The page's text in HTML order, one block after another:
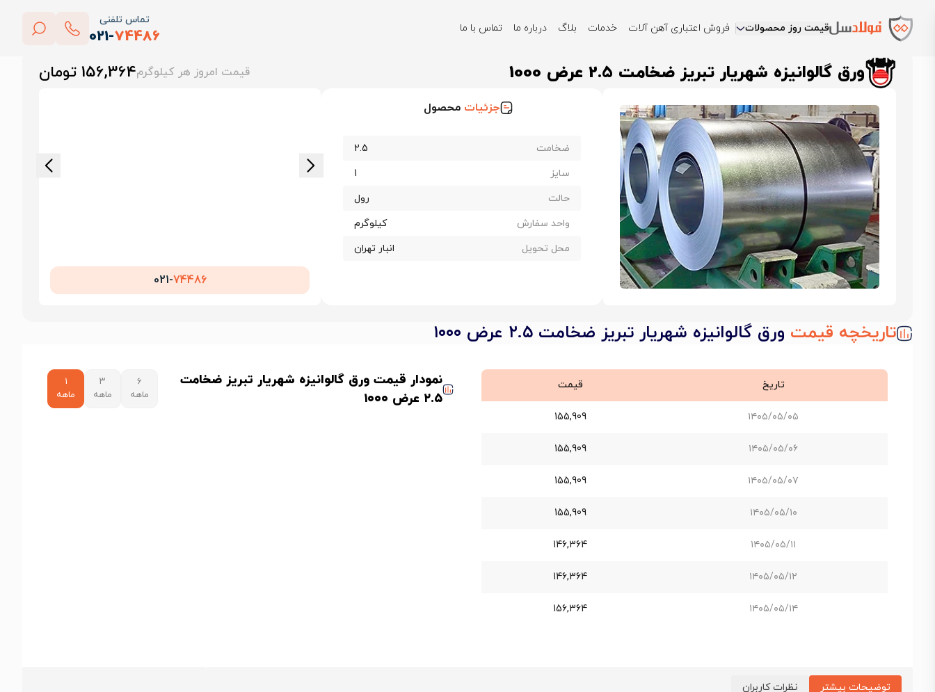
قیمت روز محصولات فروش اعتباری آهن آلات خدمات بلاگ درباره ما تماس با ما
تماس تلفنی
021-74486 فولادسل
ورق گالوانیزه شهریار تبریز ضخامت 2.5 عرض 1000 قیمت امروز هر کیلوگرم156,364 تومان
جزئیات محصول
ضخامت
2.5
سایز
1
حالت
رول
واحد سفارش
کیلوگرم
محل تحویل
انبار تهران
021-74486
تاریخچه قیمت ورق گالوانیزه شهریار تبریز ضخامت ۲.۵ عرض ۱۰۰۰
تاریخ قیمت
۱۴۰۵/۰۵/۰۵ 155,909
۱۴۰۵/۰۵/۰۶ 155,909
۱۴۰۵/۰۵/۰۷ 155,909
۱۴۰۵/۰۵/۱۰ 155,909
۱۴۰۵/۰۵/۱۱ 146,364
۱۴۰۵/۰۵/۱۲ 146,364
۱۴۰۵/۰۵/۱۴ 156,364
نمودار قیمت ورق گالوانیزه شهریار تبریز ضخامت
۲.۵ عرض ۱۰۰۰
۶
ماهه
۳
ماهه
۱
ماهه
توضیحات بیشتر نظرات کاربران